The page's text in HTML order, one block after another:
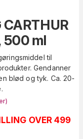
500 ml
til
Gendanner
blød og tyk. Ca. 20-
)
OVER 499